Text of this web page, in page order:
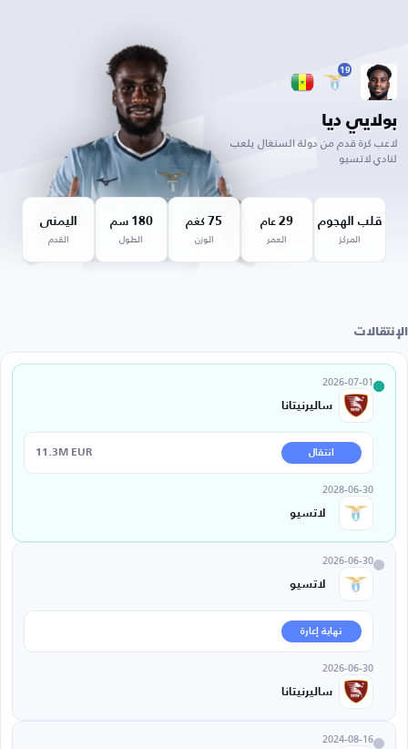
19
بولايي ديا
لاعب كرة قدم من دولة السنغال يلعب
لنادي لاتسيو
قلب الهجوم
المركز
29 عام
العمر
75 كغم
الوزن
180 سم
الطول
اليمنى
القدم
الإنتقالات
2026-07-01
ساليرنيتانا
انتقال 11.3M EUR
2028-06-30
لاتسيو
2026-06-30
لاتسيو
نهاية إعارة
2026-06-30
ساليرنيتانا
2024-08-16